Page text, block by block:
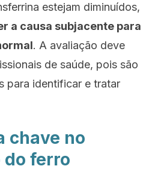
estejam diminuídos,
a causa subjacente para
. A avaliação deve
de saúde, pois são
para identificar e tratar
chave no
do ferro